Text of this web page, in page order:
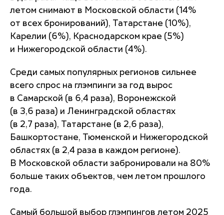
летом снимают в Московской области (14%
от всех бронирований), Татарстане (10%),
Карелии (6%), Краснодарском крае (5%)
и Нижегородской области (4%).
Среди самых популярных регионов сильнее
всего спрос на глэмпинги за год вырос
в Самарской (в 6,4 раза), Воронежской
(в 3,6 раза) и Ленинградской областях
(в 2,7 раза), Татарстане (в 2,6 раза),
Башкортостане, Тюменской и Нижегородской
областях (в 2,4 раза в каждом регионе).
В Московской области забронировали на 80%
больше таких объектов, чем летом прошлого
года.
Самый большой выбор глэмпингов летом 2025